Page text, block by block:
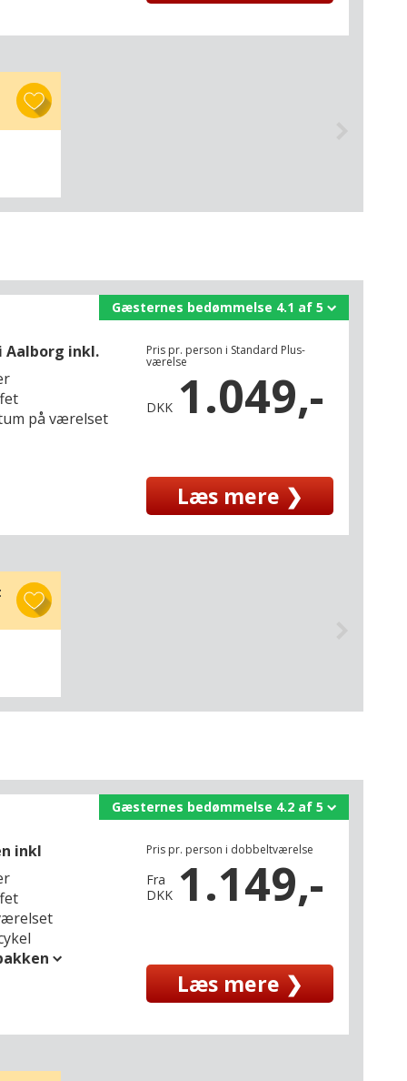
Aalborg inkl.
på værelset
Pris pr. person i Standard Plus-
værelse
DKK 1.049,-
Læs mere ❯
Gæsternes bedømmelse 4.1 af 5
inkl
Pris pr. person i dobbeltværelse
Fra
DKK 1.149,-
Læs mere ❯
Gæsternes bedømmelse 4.2 af 5